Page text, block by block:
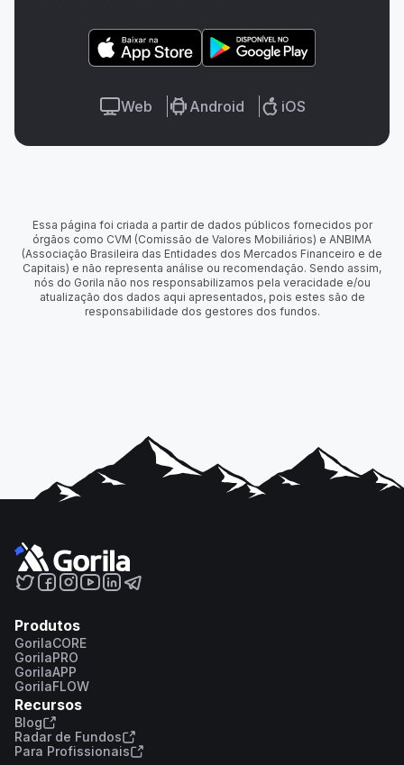
Web Android iOS
Essa página foi criada a partir de dados públicos fornecidos por
órgãos como CVM (Comissão de Valores Mobiliários) e ANBIMA
(Associação Brasileira das Entidades dos Mercados Financeiro e de
Capitais) e não representa análise ou recomendação. Sendo assim,
nós do Gorila não nos responsabilizamos pela veracidade e/ou
atualização dos dados aqui apresentados, pois estes são de
responsabilidade dos gestores dos fundos.
Produtos
GorilaCORE
GorilaPRO
GorilaAPP
GorilaFLOW
Recursos
Blog
Radar de Fundos
Para Profissionais